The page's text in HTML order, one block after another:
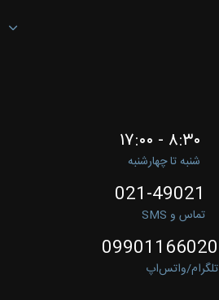
۸:۳۰ - ۱۷:۰۰
شنبه تا چهارشنبه
021-49021
تماس و SMS
09901166020
تلگرام/واتس‌اپ